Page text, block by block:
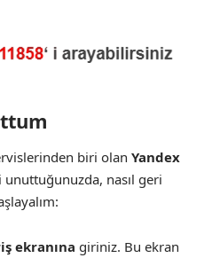
biri olan Yandex
unuttuğunuzda, nasıl geri
ekranına giriniz. Bu ekran